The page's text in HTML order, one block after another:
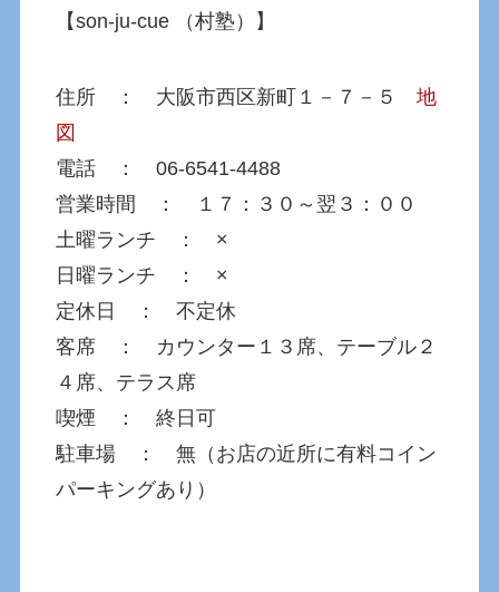
【son-ju-cue （村塾）】
住所 ： 大阪市西区新町１－７－５地
図
電話 ： 06-6541-4488
営業時間 ： １７：３０～翌３：００
土曜ランチ ： ×
日曜ランチ ： ×
定休日 ： 不定休
客席 ： カウンター１３席、テーブル２
４席、テラス席
喫煙 ： 終日可
駐車場 ： 無（お店の近所に有料コイン
パーキングあり）